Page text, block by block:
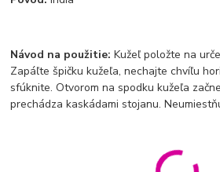
Návod na použitie:Kužeľ položte na
Zapáľte špičku kužeľa, nechajte chvíľu
sfúknite. Otvorom na spodku kužeľa
prechádza kaskádami stojanu.